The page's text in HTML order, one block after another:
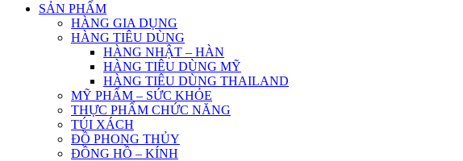
SẢN PHẨM
HÀNG GIA DỤNG
HÀNG TIÊU DÙNG
HÀNG NHẬT – HÀN
HÀNG TIÊU DÙNG MỸ
HÀNG TIÊU DÙNG THAILAND
MỸ PHẨM – SỨC KHỎE
THỰC PHẨM CHỨC NĂNG
TÚI XÁCH
ĐỒ PHONG THỦY
ĐỒNG HỒ – KÍNH